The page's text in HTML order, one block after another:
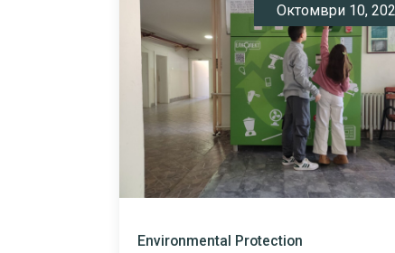
Октомври 10,
Environmental Protection